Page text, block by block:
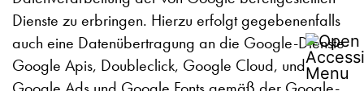
Dienste zu erbringen. Hierzu erfolgt gegebenenfalls
auch eine Datenübertragung an die Google-Dienste
Google Apis, Doubleclick, Google Cloud, und